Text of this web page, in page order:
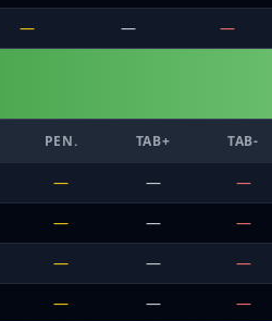
— — —
PEN. TAB+ TAB-
— — —
— — —
— — —
— — —